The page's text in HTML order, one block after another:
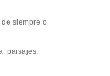
siempre o
paisajes,